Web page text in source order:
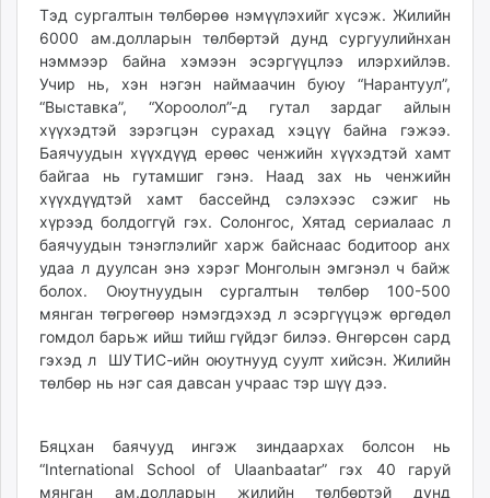
mnb.mn
Livetv.mn
Eguur.mn
24tsag.mn
shuud.mn
eagle.mn
ergelt.mn
zarig.mn
today.mn
zuv.mn
mminfo.mn
ugluu.mn
urlag.mn
unen.mn
shuurhai.mn
unuudur.mn
Тэд сургалтын төлбөрөө нэмүүлэхийг хүсэж. Жилийн
6000 ам.долларын төлбөртэй дунд сургуулийнхан
нэммээр байна хэмээн эсэргүүцлээ илэрхийлэв.
Учир нь, хэн нэгэн наймаачин буюу “Нарантуул”,
“Выставка”, “Хороолол”-д гутал зардаг айлын
хүүхэдтэй зэрэгцэн сурахад хэцүү байна гэжээ.
Баячуудын хүүхдүүд ерөөс ченжийн хүүхэдтэй хамт
байгаа нь гутамшиг гэнэ. Наад зах нь ченжийн
хүүхдүүдтэй хамт бассейнд сэлэхээс сэжиг нь
хүрээд болдоггүй гэх. Солонгос, Хятад сериалаас л
баячуудын тэнэглэлийг харж байснаас бодитоор анх
удаа л дуулсан энэ хэрэг Монголын эмгэнэл ч байж
болох. Оюутнуудын сургалтын төлбөр 100-500
мянган төгрөгөөр нэмэгдэхэд л эсэргүүцэж өргөдөл
гомдол барьж ийш тийш гүйдэг билээ. Өнгөрсөн сард
гэхэд л ШУТИС-ийн оюутнууд суулт хийсэн. Жилийн
төлбөр нь нэг сая давсан учраас тэр шүү дээ.
Бяцхан баячууд ингэж зиндаархах болсон нь
“International School of Ulaanbaatar” гэх 40 гаруй
мянган ам.долларын жилийн төлбөртэй дунд